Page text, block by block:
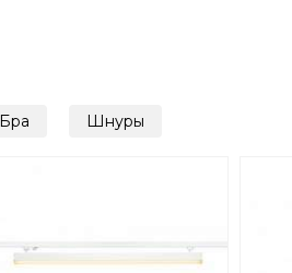
Бра Шнуры